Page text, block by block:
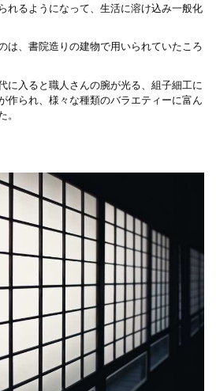
れるようになって、生活に溶け込み一般化
は、書院造りの建物で用いられていたころ
に入ると職人さんの腕が光る、組子細工に
作られ、様々な種類のバラエティーに富ん
。